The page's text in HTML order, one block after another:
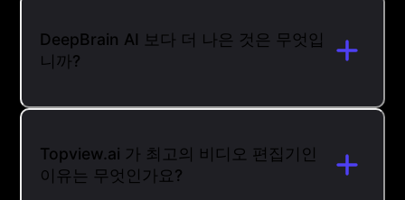
DeepBrain AI 보다 더 나은 것은 무엇입
니까?
Topview.ai 가 최고의 비디오 편집기인
이유는 무엇인가요?